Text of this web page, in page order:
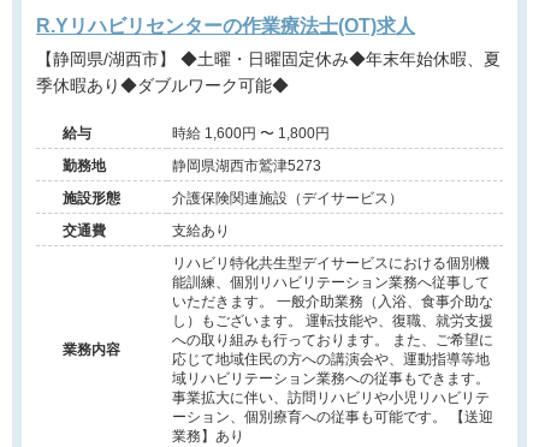
R.Yリハビリセンターの作業療法士(OT)求人
【静岡県/湖西市】 ◆土曜・日曜固定休み◆年末年始休暇、夏
季休暇あり◆ダブルワーク可能◆
給与
時給 1,600円 〜 1,800円
勤務地
静岡県湖西市鷲津5273
施設形態
介護保険関連施設（デイサービス）
交通費
支給あり
業務内容
リハビリ特化共生型デイサービスにおける個別機
能訓練、個別リハビリテーション業務へ従事して
いただきます。 一般介助業務（入浴、食事介助な
し）もございます。 運転技能や、復職、就労支援
への取り組みも行っております。 また、ご希望に
応じて地域住民の方への講演会や、運動指導等地
域リハビリテーション業務への従事もできます。
事業拡大に伴い、訪問リハビリや小児リハビリテ
ーション、個別療育への従事も可能です。 【送迎
業務】あり